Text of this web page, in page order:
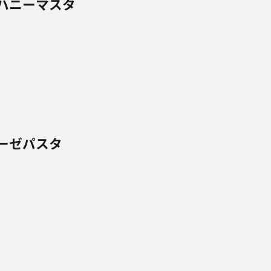
ニーマスタ
ゼパスタ